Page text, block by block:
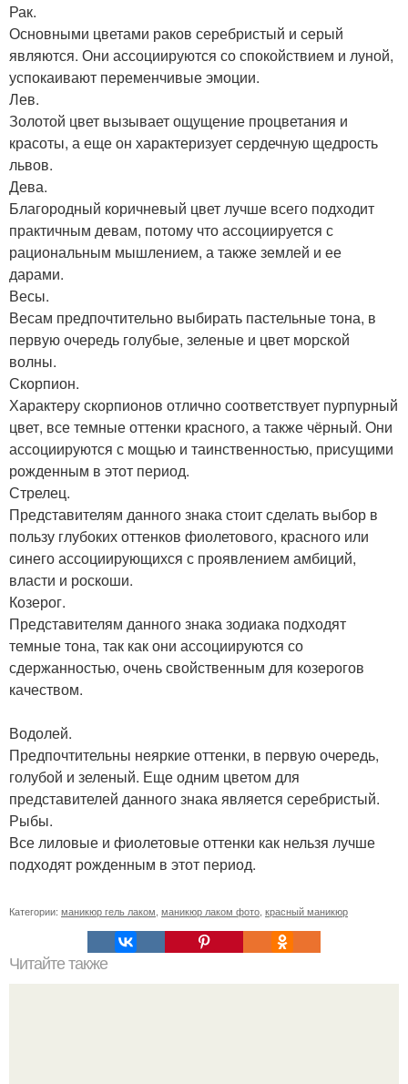
Рак.
Основными цветами раков серебристый и серый
являются. Они ассоциируются со спокойствием и луной,
успокаивают переменчивые эмоции.
Лев.
Золотой цвет вызывает ощущение процветания и
красоты, а еще он характеризует сердечную щедрость
львов.
Дева.
Благородный коричневый цвет лучше всего подходит
практичным девам, потому что ассоциируется с
рациональным мышлением, а также землей и ее
дарами.
Весы.
Весам предпочтительно выбирать пастельные тона, в
первую очередь голубые, зеленые и цвет морской
волны.
Скорпион.
Характеру скорпионов отлично соответствует пурпурный
цвет, все темные оттенки красного, а также чёрный. Они
ассоциируются с мощью и таинственностью, присущими
рожденным в этот период.
Стрелец.
Представителям данного знака стоит сделать выбор в
пользу глубоких оттенков фиолетового, красного или
синего ассоциирующихся с проявлением амбиций,
власти и роскоши.
Козерог.
Представителям данного знака зодиака подходят
темные тона, так как они ассоциируются со
сдержанностью, очень свойственным для козерогов
качеством.
Водолей.
Предпочтительны неяркие оттенки, в первую очередь,
голубой и зеленый. Еще одним цветом для
представителей данного знака является серебристый.
Рыбы.
Все лиловые и фиолетовые оттенки как нельзя лучше
подходят рожденным в этот период.
Категории: маникюр гель лаком маникюр лаком фото красный маникюр
Читайте также